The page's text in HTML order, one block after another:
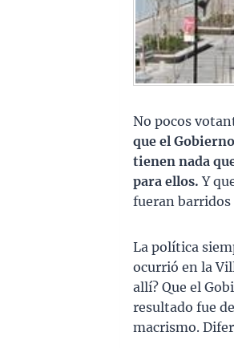
No pocos
que el
tienen nada
para ellos. Y
fueran
La política
ocurrió en la
allí? Que el
resultado fue
macrismo.